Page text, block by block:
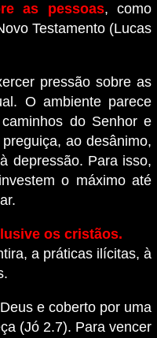
as pessoas, como
Testamento (Lucas
pressão sobre as
O ambiente parece
do Senhor e
ao desânimo,
depressão. Para isso,
o máximo até
os cristãos.
a práticas ilícitas, à
e coberto por uma
(Jó 2.7). Para vencer